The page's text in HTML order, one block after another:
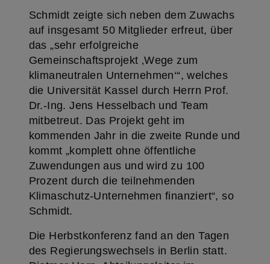
Schmidt zeigte sich neben dem Zuwachs
auf insgesamt 50 Mitglieder erfreut, über
das „sehr erfolgreiche
Gemeinschaftsprojekt ‚Wege zum
klimaneutralen Unternehmen‘“, welches
die Universität Kassel durch Herrn Prof.
Dr.-Ing. Jens Hesselbach und Team
mitbetreut. Das Projekt geht im
kommenden Jahr in die zweite Runde und
kommt „komplett ohne öffentliche
Zuwendungen aus und wird zu 100
Prozent durch die teilnehmenden
Klimaschutz-Unternehmen finanziert“, so
Schmidt.
Die Herbstkonferenz fand an den Tagen
des Regierungswechsels in Berlin statt.